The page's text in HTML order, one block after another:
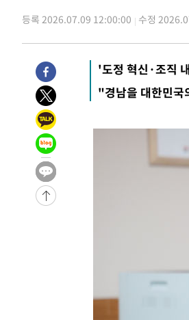
-9234초 전 >시리아 다마스쿠스 교외에
-8532초 전 >입추에도 극한더위…서울
-3496초 전 >
이란, 호르무즈서 "적국 목
례 큰 폭발음
-2211초 전 >
[속보]美, 폴리실리콘 수
-31444초 전 >
외신들도 주목한 韓축구
-31415초 전 >
-30437초 전 >
[속보]규제합리화위원회
병태 후임
-26795초 전 >
[속보]국힘 윤리위, '돌려
-22120초 전 >
25.3%↑
-19280초 전 >
[속보]종합특검, '관저이
"미 전국적 살모네라 식중
[속보]경찰·노동부, HL만
[속보]합수본, '투표율 허
등록 2026.07.09 12:00:00 수정
'도정 혁신·조직
"경남을 대한민국